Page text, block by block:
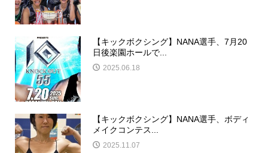
【キックボクシング】NANA選手、7月20
日後楽園ホールで...
2025.06.18
【キックボクシング】NANA選手、ボディ
メイクコンテス...
2025.11.07